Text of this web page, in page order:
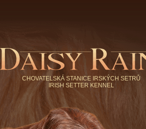
CHOVATELSKÁ STANICE IRSKÝCH SETRŮ
IRISH SETTER KENNEL